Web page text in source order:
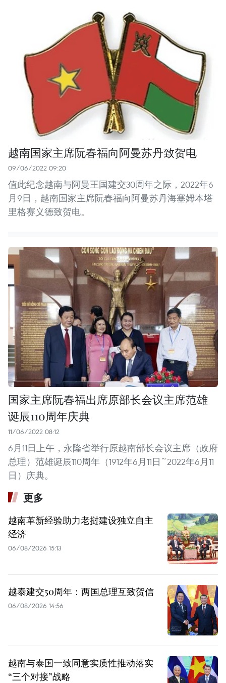
越南国家主席阮春福向阿曼苏丹致贺电
09/06/2022 09:20
值此纪念越南与阿曼王国建交30周年之际，2022年6
月9日，越南国家主席阮春福向阿曼苏丹海塞姆本塔
里格赛义德致贺电。
国家主席阮春福出席原部长会议主席范雄
诞辰110周年庆典
11/06/2022 08:12
6月11日上午，永隆省举行原越南部长会议主席（政府
总理）范雄诞辰110周年（1912年6月11日~2022年6月11
日）庆典。
更多
越南革新经验助力老挝建设独立自主
经济
06/08/2026 15:13
越泰建交50周年：两国总理互致贺信
06/08/2026 14:56
越南与泰国一致同意实质性推动落实
“三个对接”战略